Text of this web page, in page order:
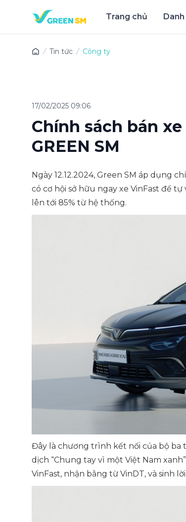
Trang chủ
Tin tức Công ty
17/02/2025 09:06
Chính sách bán
GREEN SM
Ngày 12.12.2024, Green SM áp dụng
có cơ hội sở hữu ngay xe VinFast để
lên tới 85% từ hệ thống.
Đây là chương trình kết nối của bộ ba
dịch “Chung tay vì một Việt Nam
VinFast, nhận bằng từ VinDT, và sinh